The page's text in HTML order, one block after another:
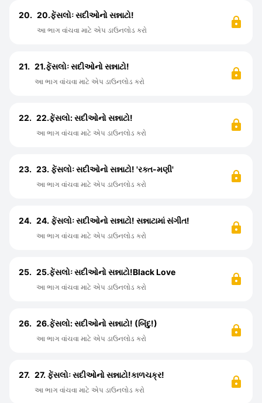
20. 20.ફેંસલોઃ સદીઓનો સન્નાટો!
આ ભાગ વાંચવા માટે એપ ડાઉનલોડ કરો
21. 21.ફેંસલોઃ સદીઓનો સન્નાટો!
આ ભાગ વાંચવા માટે એપ ડાઉનલોડ કરો
22. 22.​ફેંસલો: સદીઓનો સન્નાટો!
આ ભાગ વાંચવા માટે એપ ડાઉનલોડ કરો
23. 23. ફેંસલોઃ સદીઓનો સન્નાટો! 'રક્ત-મણી'
આ ભાગ વાંચવા માટે એપ ડાઉનલોડ કરો
24. 24. ફેંસલોઃ સદીઓનો સન્નાટો! સન્નાટામાં સંગીત!
આ ભાગ વાંચવા માટે એપ ડાઉનલોડ કરો
25. 25.ફેંસલોઃ સદીઓનો સન્નાટો!Black Love
આ ભાગ વાંચવા માટે એપ ડાઉનલોડ કરો
26. 26.ફેંસલો: સદીઓનો સન્નાટો! (બિંદુ!)
આ ભાગ વાંચવા માટે એપ ડાઉનલોડ કરો
27. 27. ફેંસલોઃ સદીઓનો સન્નાટો!કાળચક્ર!
આ ભાગ વાંચવા માટે એપ ડાઉનલોડ કરો